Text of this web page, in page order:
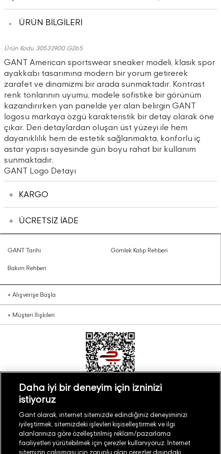
ÜRÜN BİLGİLERİ
Ürün Kodu 30531900.G265
GANT American sportswear sneaker modeli, klasik spor
ayakkabı tasarımına modern bir yorum getirerek
zarafet ve dinamizmi bir arada sunmaktadır. Kontrast
renk tonlarının uyumu, modele sofistike bir görünüm
kazandırırken yan panelde yer alan belirgin GANT
logosu markaya özgü karakteristik bir detay olarak öne
çıkar. Deri detaylardan oluşan üst yüzeyi ile hem
dayanıklılık hem de estetik sağlanmakta, konforlu iç
astar yapısı sayesinde gün boyu rahat bir kullanım
sunmaktadır.
GANT Logo Detayı
KARGO
ÜCRETSİZ İADE
GANT Tarihi Gömlek Kalıp Rehberi
Bakım Rehberi
+ Alışverişe Başla
+ Müşteri İlişkileri
Türkiye Mağaza Bul
Daha iyi bir deneyim için izninizi
istiyoruz
Gant olarak, internet sitemizde edindiğiniz deneyiminizi
iyileştirmek, sitemizdeki işlevleri kişiselleştirmek ve ilgi
alanlarınıza göre özelleştirilmiş reklam/pazarlama
faaliyetleri yürütebilmek için çerezler kullanıyoruz. İnternet
sitemizin çalışması için zorunlu olan çerezler dışındaki